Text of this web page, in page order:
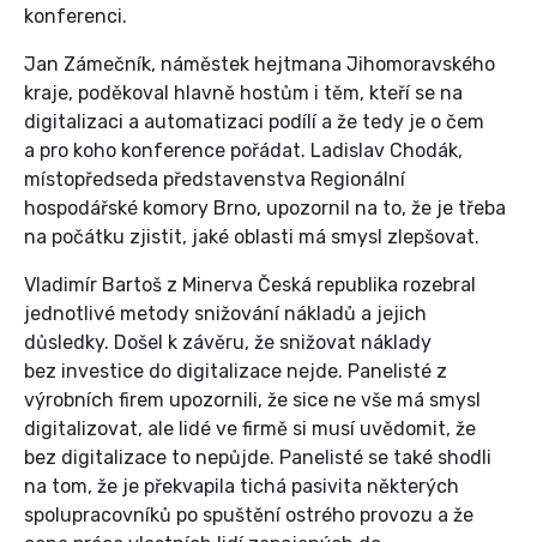
konferenci.
Jan Zámečník, náměstek hejtmana Jihomoravského
kraje, poděkoval hlavně hostům i těm, kteří se na
digitalizaci a automatizaci podílí a že tedy je o čem
a pro koho konference pořádat. Ladislav Chodák,
místopředseda představenstva Regionální
hospodářské komory Brno, upozornil na to, že je třeba
na počátku zjistit, jaké oblasti má smysl zlepšovat.
Vladimír Bartoš z Minerva Česká republika rozebral
jednotlivé metody snižování nákladů a jejich
důsledky. Došel k závěru, že snižovat náklady
bez investice do digitalizace nejde. Panelisté z
výrobních firem upozornili, že sice ne vše má smysl
digitalizovat, ale lidé ve firmě si musí uvědomit, že
bez digitalizace to nepůjde. Panelisté se také shodli
na tom, že je překvapila tichá pasivita některých
spolupracovníků po spuštění ostrého provozu a že